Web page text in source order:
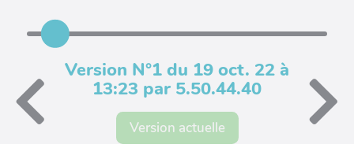
Version N°1 du 19 oct. 22 à
13:23 par 5.50.44.40
Version actuelle